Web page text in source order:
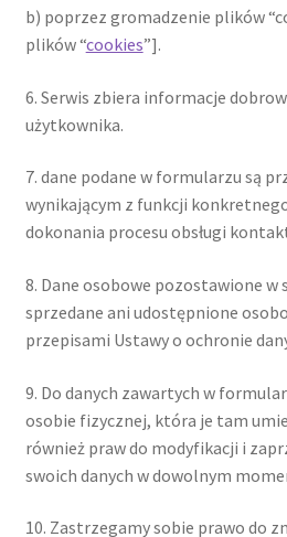
b) poprzez gromadzenie plików
plików “cookies”].
6. Serwis zbiera informacje
użytkownika.
7. dane podane w formularzu są
wynikającym z funkcji
dokonania procesu obsługi
8. Dane osobowe pozostawione w
sprzedane ani udostępnione
przepisami Ustawy o ochronie
9. Do danych zawartych w
osobie fizycznej, która je tam
również praw do modyfikacji i
swoich danych w dowolnym
10. Zastrzegamy sobie prawo do